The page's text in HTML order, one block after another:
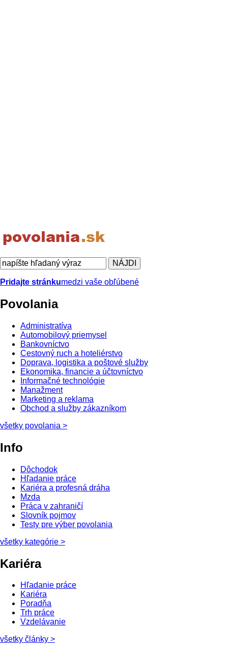
Pridajte stránkumedzi vaše obľúbené
Povolania
Administratíva
Automobilový priemysel
Bankovníctvo
Cestovný ruch a hoteliérstvo
Doprava, logistika a poštové služby
Ekonomika, financie a účtovníctvo
Informačné technológie
Manažment
Marketing a reklama
Obchod a služby zákazníkom
všetky povolania >
Info
Dôchodok
Hľadanie práce
Kariéra a profesná dráha
Mzda
Práca v zahraničí
Slovník pojmov
Testy pre výber povolania
všetky kategórie >
Kariéra
Hľadanie práce
Kariéra
Poradňa
Trh práce
Vzdelávanie
všetky články >